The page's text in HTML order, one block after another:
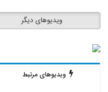
ویدیوهای دیگر
ویدیوهای مرتبط